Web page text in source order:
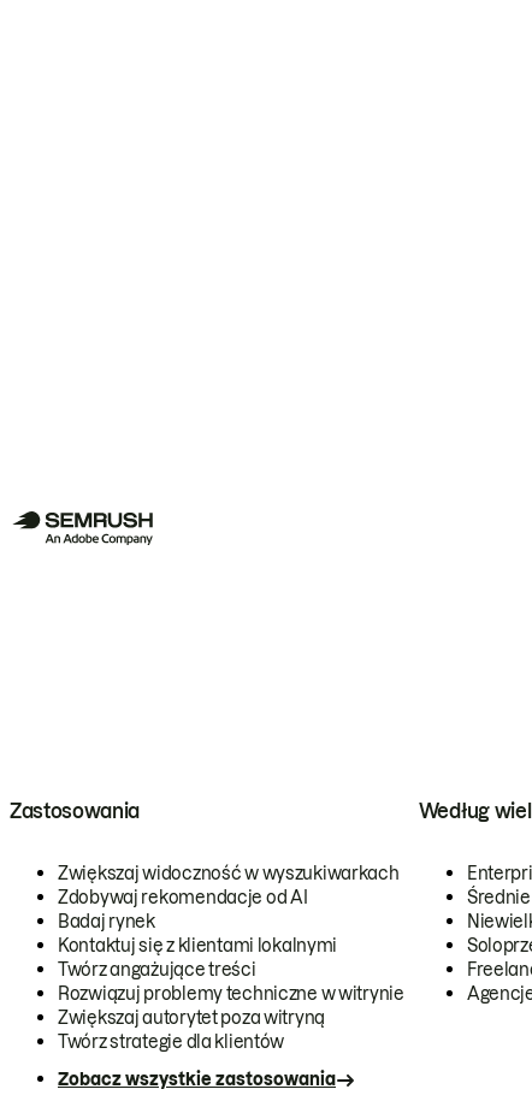
Zastosowania
Zwiększaj widoczność w wyszukiwarkach
Zdobywaj rekomendacje od AI
Badaj rynek
Kontaktuj się z klientami lokalnymi
Twórz angażujące treści
Rozwiązuj problemy techniczne w witrynie
Zwiększaj autorytet poza witryną
Twórz strategie dla klientów
Zobacz wszystkie zastosowania
Według